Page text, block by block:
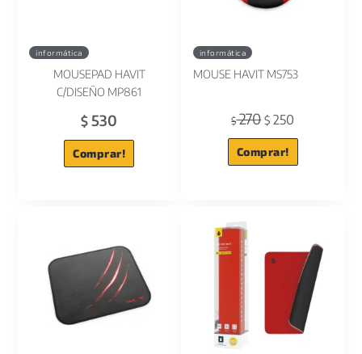
informática
MOUSEPAD HAVIT
C/DISEÑO MP861
$ 530
Comprar!
informática
MOUSE HAVIT MS753
$270 $ 250
Comprar!